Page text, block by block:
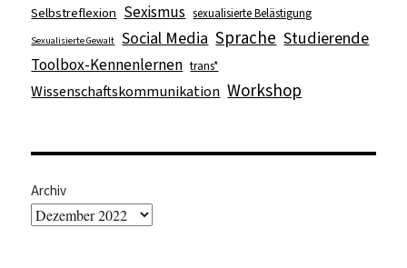
Selbstreflexion Sexismus sexualisierte Belästigung
Sexualisierte Gewalt Social Media Sprache Studierende
Toolbox-Kennenlernen trans*
Wissenschaftskommunikation Workshop
Archiv